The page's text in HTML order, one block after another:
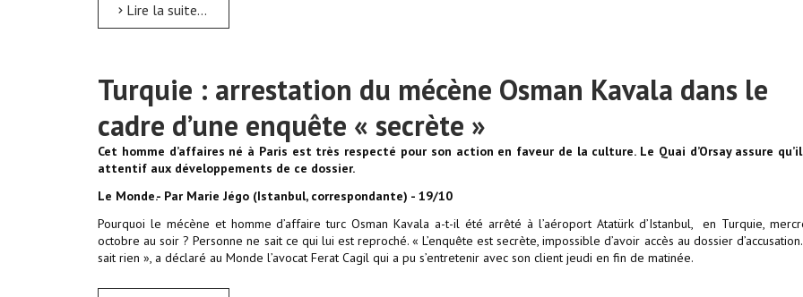
Lire la suite...
Turquie : arrestation du mécène Osman Kavala dans le
cadre d’une enquête « secrète »
Cet homme d’affaires né à Paris est très respecté pour son action en faveur de la culture. Le Quai d’Orsay assure
attentif aux développements de ce dossier.
Le Monde.- Par Marie Jégo (Istanbul, correspondante) - 19/10
Pourquoi le mécène et homme d’affaire turc Osman Kavala a-t-il été arrêté à l’aéroport Atatürk d’Istanbul, en Turquie,
octobre au soir ? Personne ne sait ce qui lui est reproché. « L’enquête est secrète, impossible d’avoir accès au dossier
sait rien », a déclaré au Monde l’avocat Ferat Cagil qui a pu s’entretenir avec son client jeudi en fin de matinée.